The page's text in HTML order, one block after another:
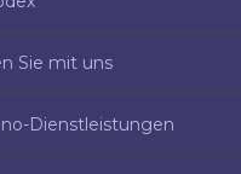
Sie mit uns
Dienstleistungen